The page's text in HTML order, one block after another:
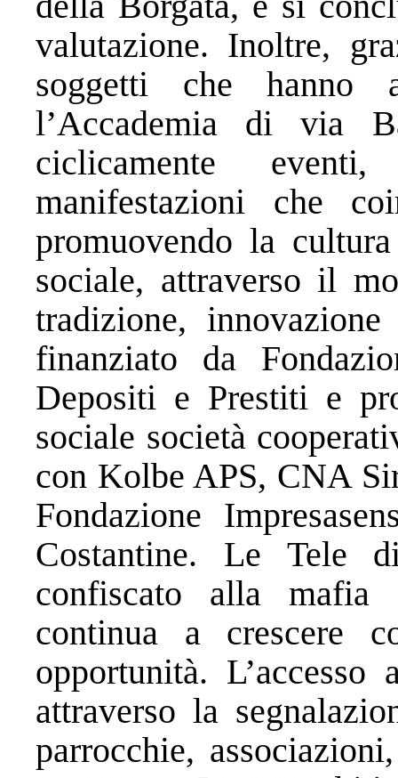
valutazione. Inoltre,
soggetti che hanno
l’Accademia di via
ciclicamente
manifestazioni che
promuovendo la
sociale, attraverso il
tradizione,
finanziato da
Depositi e Prestiti e
sociale società
con Kolbe APS, CNA
Fondazione
Costantine. Le Tele
confiscato alla
continua a crescere
opportunità.
attraverso la
parrocchie,